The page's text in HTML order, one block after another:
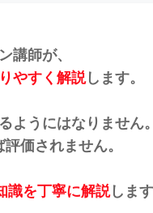
講師が、
やすく解説します。
ようにはなりません。
価されません。
識を丁寧に解説します